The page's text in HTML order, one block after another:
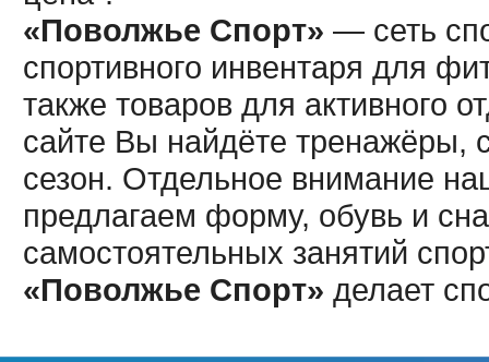
«Поволжье Спорт» — сеть
спортивного инвентаря для
также товаров для активного
сайте Вы найдёте тренажёры,
сезон. Отдельное внимание
предлагаем форму, обувь и
самостоятельных занятий
«Поволжье Спорт» делает